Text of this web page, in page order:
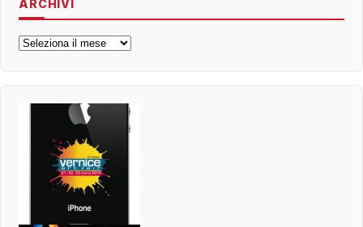
ARCHIVI
Archivi